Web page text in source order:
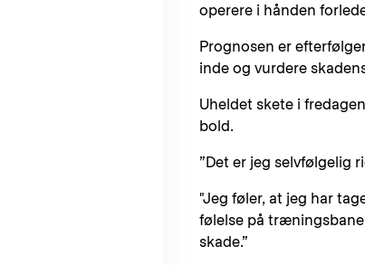
operere i hånden
Prognosen er
inde og vurdere
Uheldet skete i
bold.
”Det er jeg selvfølgelig
"Jeg føler, at jeg har
følelse på
skade.”